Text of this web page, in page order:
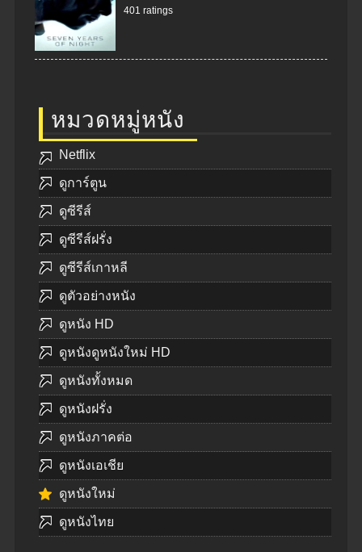
401 ratings
หมวดหมู่หนัง
Netflix
ดูการ์ตูน
ดูซีรีส์
ดูซีรีส์ฝรั่ง
ดูซีรีส์เกาหลี
ดูตัวอย่างหนัง
ดูหนัง HD
ดูหนังดูหนังใหม่ HD
ดูหนังทั้งหมด
ดูหนังฝรั่ง
ดูหนังภาคต่อ
ดูหนังเอเชีย
ดูหนังใหม่
ดูหนังไทย